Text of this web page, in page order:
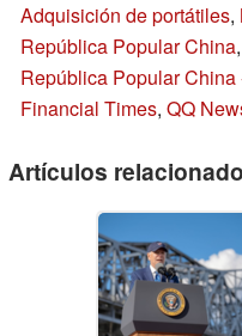
Adquisición de portátiles,
República Popular China,
República Popular
Financial Times, QQ
Artículos